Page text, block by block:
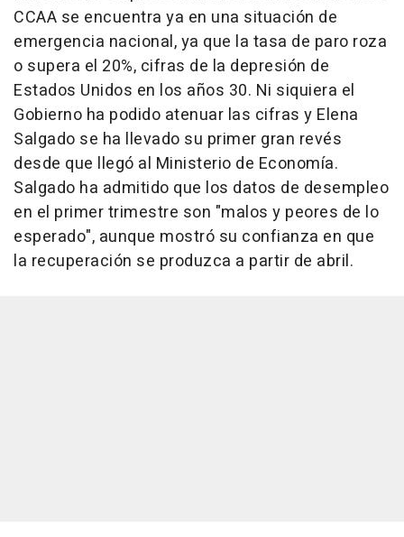
CCAA se encuentra ya en una situación de
emergencia nacional, ya que la tasa de paro roza
o supera el 20%, cifras de la depresión de
Estados Unidos en los años 30. Ni siquiera el
Gobierno ha podido atenuar las cifras y Elena
Salgado se ha llevado su primer gran revés
desde que llegó al Ministerio de Economía.
Salgado ha admitido que los datos de desempleo
en el primer trimestre son "malos y peores de lo
esperado", aunque mostró su confianza en que
la recuperación se produzca a partir de abril.